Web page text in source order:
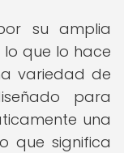
su amplia
que lo hace
variedad de
para
una
que significa